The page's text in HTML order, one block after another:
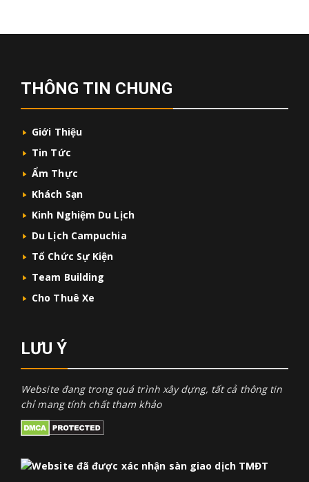
THÔNG TIN CHUNG
Giới Thiệu
Tin Tức
Ẩm Thực
Khách Sạn
Kinh Nghiệm Du Lịch
Du Lịch Campuchia
Tổ Chức Sự Kiện
Team Building
Cho Thuê Xe
LƯU Ý
Website đang trong quá trình xây dựng, tất cả thông tin
chỉ mang tính chất tham khảo